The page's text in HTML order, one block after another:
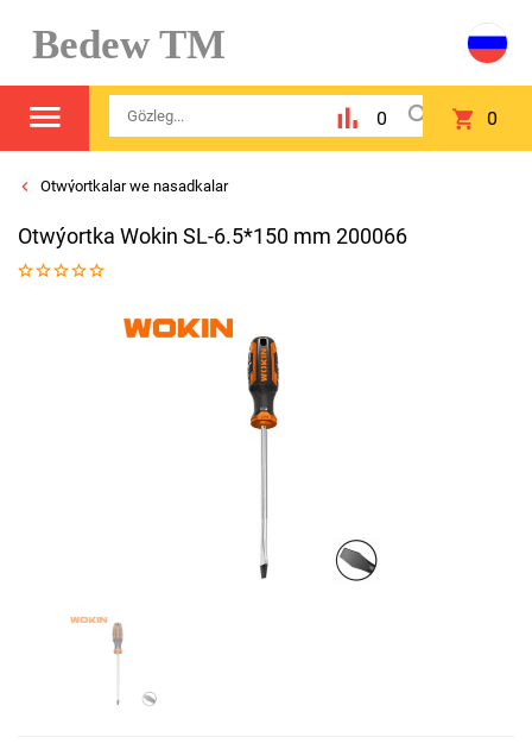
Bedew TM
0 0
Otwýortkalar we nasadkalar
Otwýortka Wokin SL-6.5*150 mm 200066